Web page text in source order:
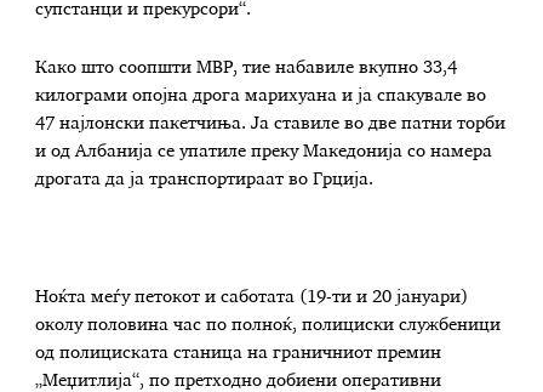
супстанци и прекурсори“.
Како што соопшти МВР, тие набавиле вкупно 33,4
килограми опојна дрога марихуана и ја спакувале во
47 најлонски пакетчиња. Ја ставиле во две патни торби
и од Албанија се упатиле преку Македонија со намера
дрогата да ја транспортираат во Грција.
Ноќта меѓу петокот и саботата (19-ти и 20 јануари)
околу половина час по полноќ, полициски службеници
од полициската станица на граничниот премин
„Меџитлија“, по претходно добиени оперативни